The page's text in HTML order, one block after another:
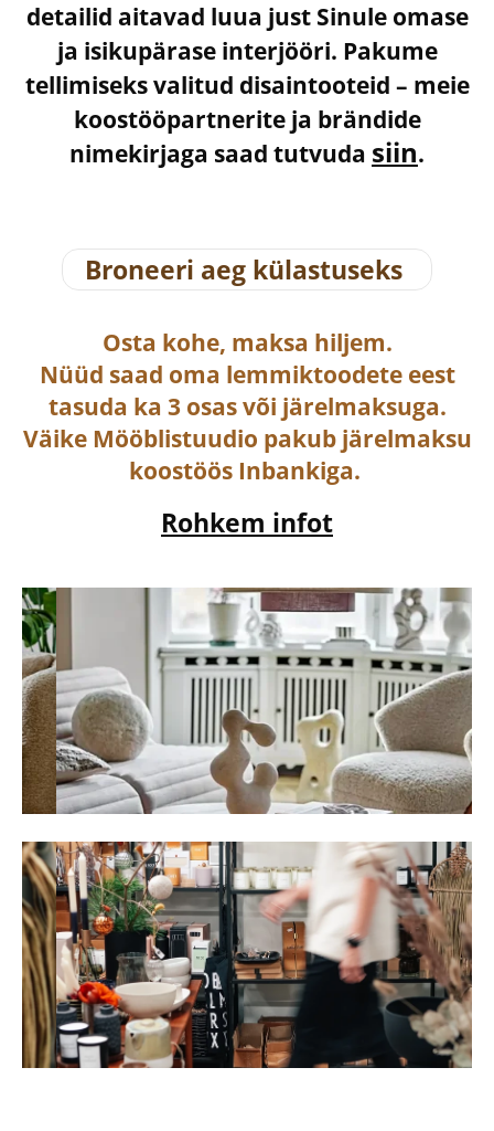
detailid aitavad luua just Sinule omase
ja isikupärase interjööri. Pakume
tellimiseks valitud disaintooteid – meie
koostööpartnerite ja brändide
nimekirjaga saad tutvuda siin.
Broneeri aeg külastuseks
Osta kohe, maksa hiljem.
Nüüd saad oma lemmiktoodete eest
tasuda ka 3 osas või järelmaksuga.
Väike Mööblistuudio pakub järelmaksu
koostöös Inbankiga.
Rohkem infot